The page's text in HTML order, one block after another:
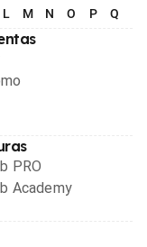
L M N O P Q
PRO
Academy